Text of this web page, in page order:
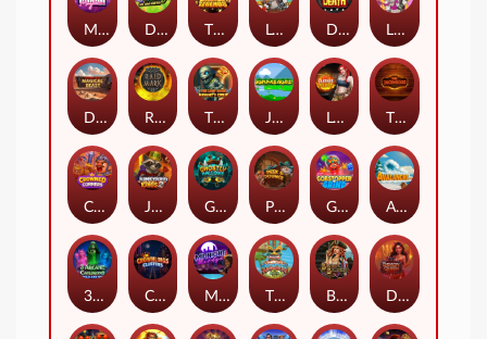
MIAMI MAYHEM DONNY AND DANNY TIGER LEGENDS Le Fisherman DEAL WITH DEATH LE KING
Darkside Prairie: Magical Beast Raidmark The Lost Book of Mummy’s Curse Jumpasaurs Leatherheads The Jack & Rose
Crowned Corners Junkyard Kings 2 Ghostly Hallows Peek & Pounce Gobstopper Grind Avalanche
3 Arcane Cauldrons Crownlings Clusters Midnight Mirage Tikitopia BoosterBelt Bonnie's Buccaneers Demon Queen